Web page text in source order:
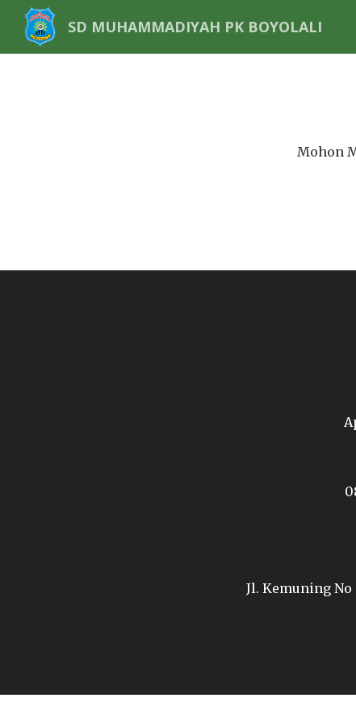
SD MUHAMMADIYAH PK BOYOLALI
Mohon
Jl. Kemuning No